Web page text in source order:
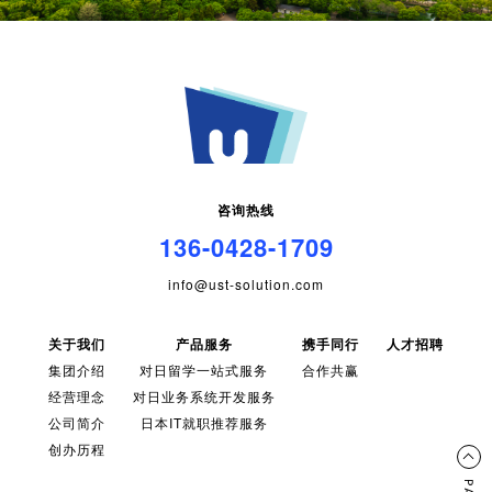
咨询热线
136-0428-1709
info@ust-solution.com
关于我们
集团介绍
经营理念
公司简介
创办历程
产品服务
对日留学一站式服务
对日业务系统开发服务
日本IT就职推荐服务
携手同行
合作共赢
人才招聘